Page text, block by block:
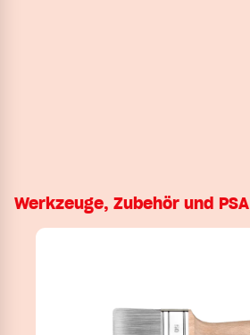
Werkzeuge, Zubehör und PSA